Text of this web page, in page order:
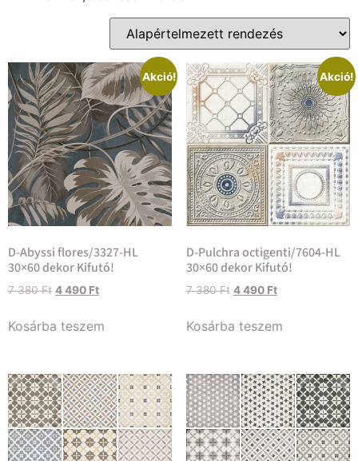
Akció!
D-Abyssi flores/3327-HL
30×60 dekor Kifutó!
7 380Ft 4 490 Ft
Kosárba teszem
Akció!
D-Pulchra octigenti/7604-HL
30×60 dekor Kifutó!
7 380Ft 4 490 Ft
Kosárba teszem